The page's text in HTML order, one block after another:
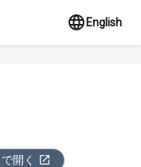
English
開く